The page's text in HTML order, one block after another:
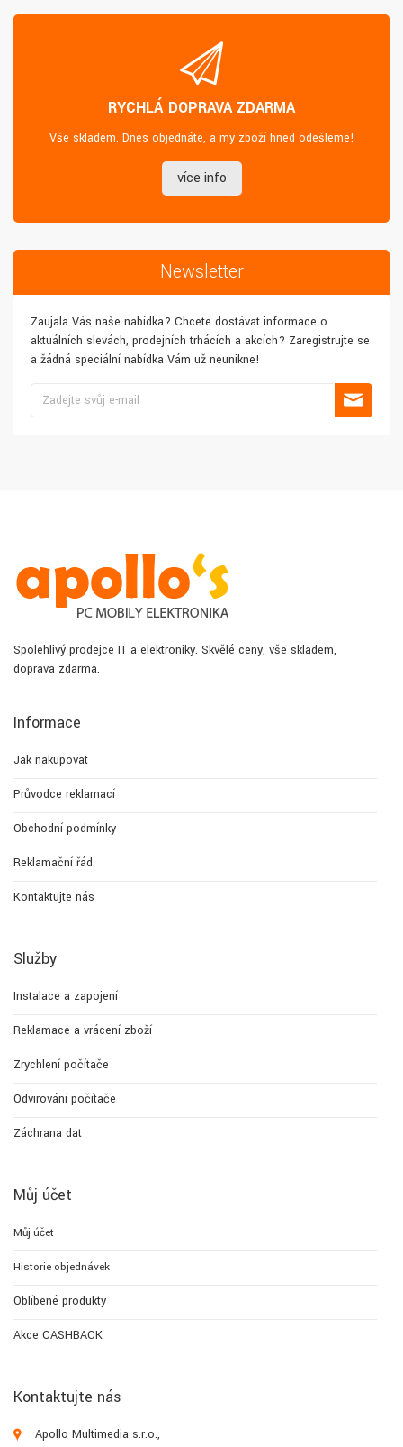
RYCHLÁ DOPRAVA ZDARMA
Vše skladem. Dnes objednáte, a my zboží hned odešleme!
více info
Newsletter
Zaujala Vás naše nabídka? Chcete dostávat informace o
aktuálních slevách, prodejních trhácích a akcích? Zaregistrujte se
a žádná speciální nabídka Vám už neunikne!
Spolehlivý prodejce IT a elektroniky. Skvělé ceny, vše skladem,
doprava zdarma.
Informace
Jak nakupovat
Průvodce reklamací
Obchodní podmínky
Reklamační řád
Kontaktujte nás
Služby
Instalace a zapojení
Reklamace a vrácení zboží
Zrychlení počítače
Odvirování počítače
Záchrana dat
Můj účet
Můj účet
Historie objednávek
Oblíbené produkty
Akce CASHBACK
Kontaktujte nás
Apollo Multimedia s.r.o.,